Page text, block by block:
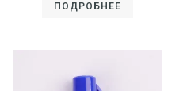
ПОДРОБНЕЕ